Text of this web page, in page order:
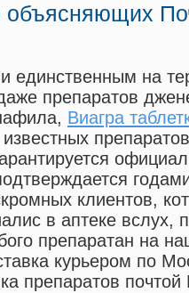
объясняющих
на
препаратов
, Виагра
препаратов
клиентов,
в аптеке вслух,
препаратан на
курьером по
препаратов